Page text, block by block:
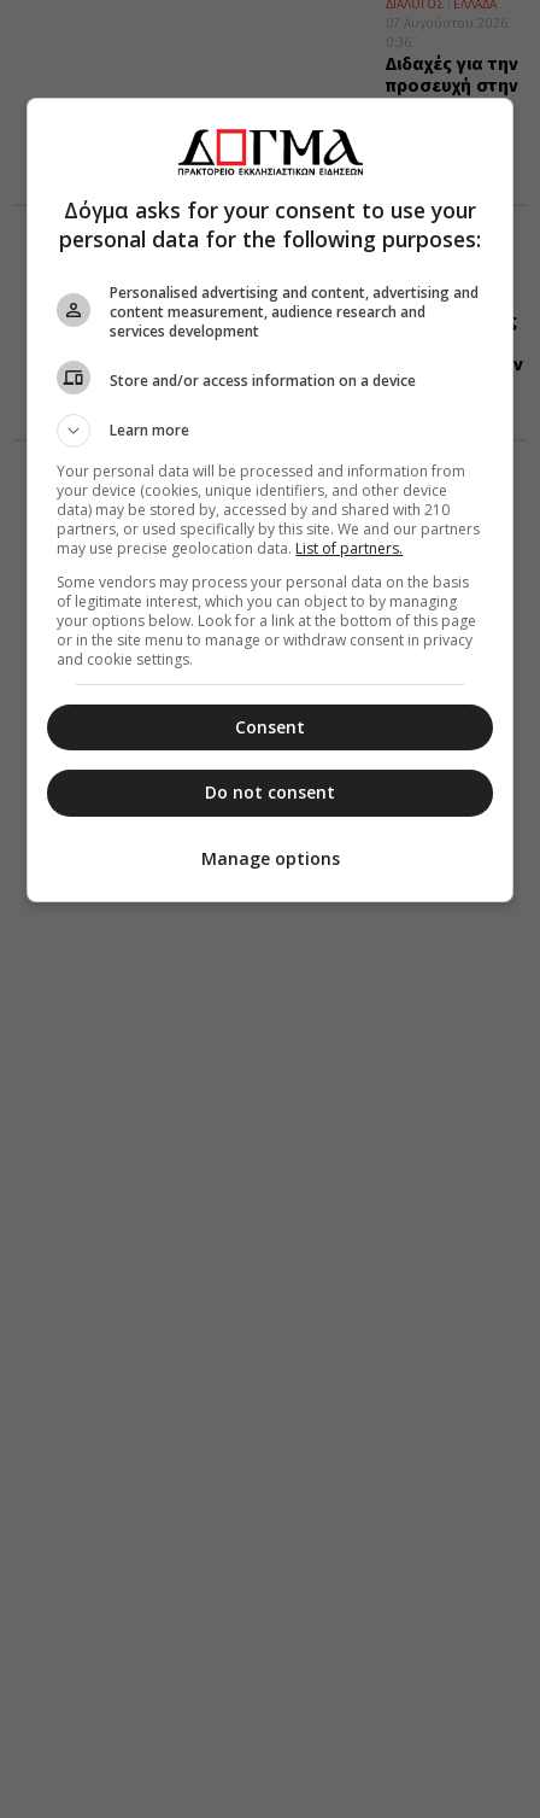
ΔΙΑΛΟΓΟΣ
ΕΛΛΑΔΑ
07 Αυγούστου 2026
0:36
Διδαχές για την
προσευχή στην
ΕΟΡΤΟΛΟΓΙΟ
Σαν σήμερα:
Όλες οι εορτές
που συνέβησαν
07 Αυγούστου
ΔΙΑΦΟΡΑ
ΕΛΛΑΔΑ
06 Αυγούστου 2026
21:25
Μη χάσετε
σήμερα, την
“Κιβωτό της
Ορθοδοξίας”,
σε όλα τα
περίπτερα
Δόγμα asks for your consent to use your
personal data for the following purposes:
Personalised advertising and content, advertising and
content measurement, audience research and
services development
Store and/or access information on a device
Learn more
Your personal data will be processed and information from
your device (cookies, unique identifiers, and other device
data) may be stored by, accessed by and shared with 210
partners, or used specifically by this site. We and our partners
may use precise geolocation data. List of partners.
Some vendors may process your personal data on the basis
of legitimate interest, which you can object to by managing
your options below. Look for a link at the bottom of this page
or in the site menu to manage or withdraw consent in privacy
and cookie settings.
Consent
Do not consent
Manage options